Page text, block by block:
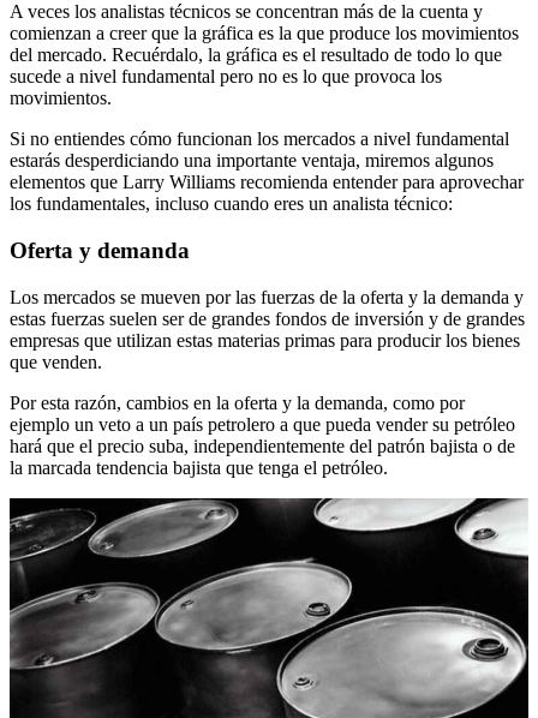
A veces los analistas técnicos se concentran más de la cuenta y
comienzan a creer que la gráfica es la que produce los movimientos
del mercado. Recuérdalo, la gráfica es el resultado de todo lo que
sucede a nivel fundamental pero no es lo que provoca los
movimientos.
Si no entiendes cómo funcionan los mercados a nivel fundamental
estarás desperdiciando una importante ventaja, miremos algunos
elementos que Larry Williams recomienda entender para aprovechar
los fundamentales, incluso cuando eres un analista técnico:
Oferta y demanda
Los mercados se mueven por las fuerzas de la oferta y la demanda y
estas fuerzas suelen ser de grandes fondos de inversión y de grandes
empresas que utilizan estas materias primas para producir los bienes
que venden.
Por esta razón, cambios en la oferta y la demanda, como por
ejemplo un veto a un país petrolero a que pueda vender su petróleo
hará que el precio suba, independientemente del patrón bajista o de
la marcada tendencia bajista que tenga el petróleo.